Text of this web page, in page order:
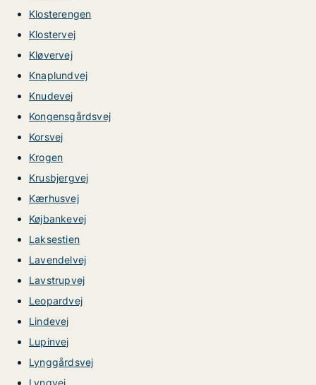
Klosterengen
Klostervej
Kløvervej
Knaplundvej
Knudevej
Kongensgårdsvej
Korsvej
Krogen
Krusbjergvej
Kærhusvej
Køjbankevej
Laksestien
Lavendelvej
Lavstrupvej
Leopardvej
Lindevej
Lupinvej
Lynggårdsvej
Lyngvej